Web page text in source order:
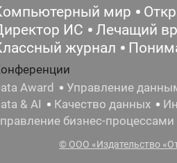
мир
ИС
Лечащий
журнал
Award
Управление
& AI
Качество данных
бизнес-процессами
© ООО «Издательство